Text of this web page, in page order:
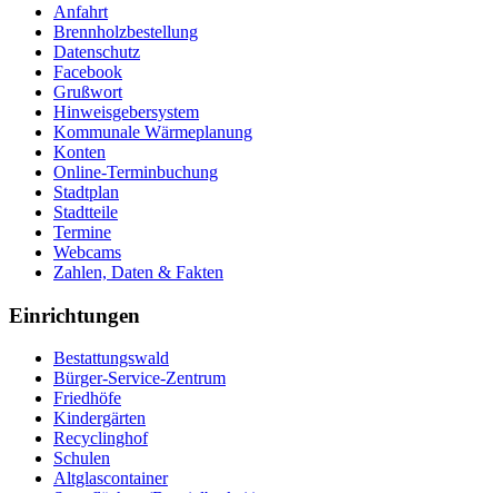
Anfahrt
Brennholzbestellung
Datenschutz
Facebook
Grußwort
Hinweisgebersystem
Kommunale Wärmeplanung
Konten
Online-Terminbuchung
Stadtplan
Stadtteile
Termine
Webcams
Zahlen, Daten & Fakten
Einrichtungen
Bestattungswald
Bürger-Service-Zentrum
Friedhöfe
Kindergärten
Recyclinghof
Schulen
Altglascontainer